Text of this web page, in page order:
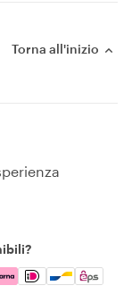
Torna all'inizio
Pay, Google